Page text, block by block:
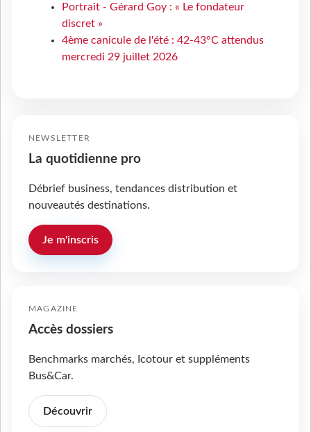
Portrait - Gérard Goy : « Le fondateur
discret »
4ème canicule de l'été : 42-43°C attendus
mercredi 29 juillet 2026
NEWSLETTER
La quotidienne pro
Débrief business, tendances distribution et
nouveautés destinations.
Je m'inscris
MAGAZINE
Accès dossiers
Benchmarks marchés, Icotour et suppléments
Bus&Car.
Découvrir